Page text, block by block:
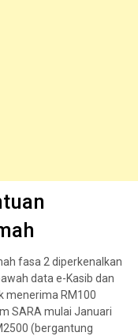
fasa 2 diperkenalkan
data e-Kasib dan
menerima RM100
SARA mulai Januari
(bergantung